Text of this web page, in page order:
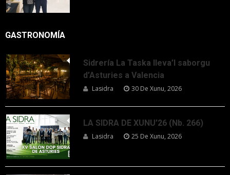
GASTRONOMÍA
Sidrería La Taska lleva’l saborgu
d’Asturies a Valencia
Lasidra 30 De Xunu, 2026
LA SIDRA DE XUNU’26 (Nb. 266)
Lasidra 25 De Xunu, 2026